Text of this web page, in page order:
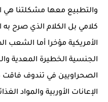
والتطبيع معها مشكلتنا
كلامي بل الكلام الذي صرح به
الأمريكية مؤخرا أما الشعب
الجنسية الخطيرة المعدية
الصحراويين في تندوف فاقت
الإعانات الأوربية والمواد